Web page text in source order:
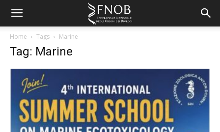
Home Tags Marine
Tag: Marine